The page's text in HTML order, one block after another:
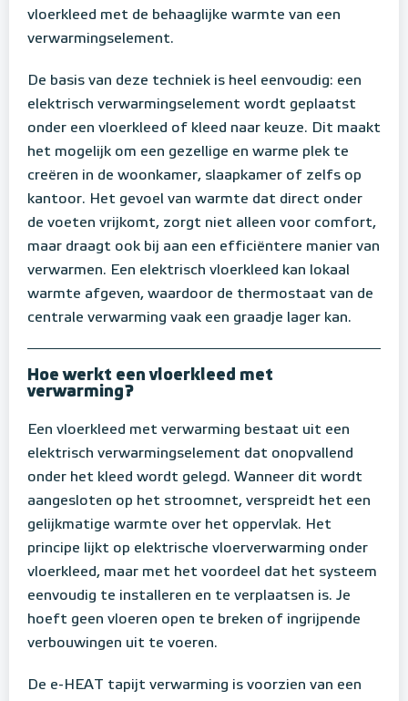
vloerkleed met de behaaglijke warmte van een
verwarmingselement.
De basis van deze techniek is heel eenvoudig: een
elektrisch verwarmingselement wordt geplaatst
onder een vloerkleed of kleed naar keuze. Dit maakt
het mogelijk om een gezellige en warme plek te
creëren in de woonkamer, slaapkamer of zelfs op
kantoor. Het gevoel van warmte dat direct onder
de voeten vrijkomt, zorgt niet alleen voor comfort,
maar draagt ook bij aan een efficiëntere manier van
verwarmen. Een elektrisch vloerkleed kan lokaal
warmte afgeven, waardoor de thermostaat van de
centrale verwarming vaak een graadje lager kan.
Hoe werkt een vloerkleed met
verwarming?
Een vloerkleed met verwarming bestaat uit een
elektrisch verwarmingselement dat onopvallend
onder het kleed wordt gelegd. Wanneer dit wordt
aangesloten op het stroomnet, verspreidt het een
gelijkmatige warmte over het oppervlak. Het
principe lijkt op elektrische vloerverwarming onder
vloerkleed, maar met het voordeel dat het systeem
eenvoudig te installeren en te verplaatsen is. Je
hoeft geen vloeren open te breken of ingrijpende
verbouwingen uit te voeren.
De e-HEAT tapijt verwarming is voorzien van een